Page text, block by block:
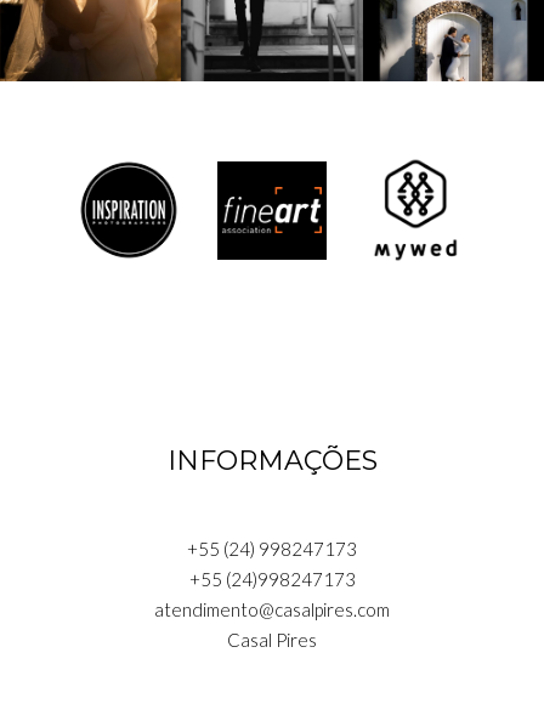
INFORMAÇÕES
+55 (24) 998247173
+55 (24)998247173
atendimento@casalpires.com
Casal Pires